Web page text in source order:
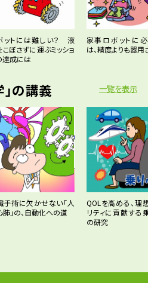
ットには難しい？ 液
こぼさずに運ぶミッショ
達成には
家事ロボットに
は、精度よりも器用
の講義
手術に欠かせない「人
肺」の、自動化への道
QOLを高める、理
リティに貢献する
の研究
一覧を表示